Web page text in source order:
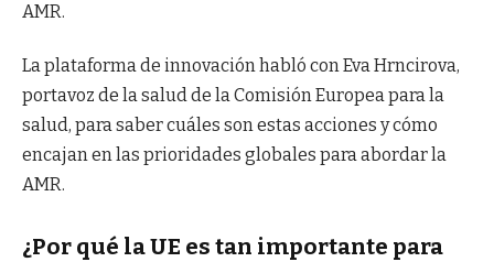
AMR.
La plataforma de innovación habló con Eva Hrncirova,
portavoz de la salud de la Comisión Europea para la
salud, para saber cuáles son estas acciones y cómo
encajan en las prioridades globales para abordar la
AMR.
¿Por qué la UE es tan importante para